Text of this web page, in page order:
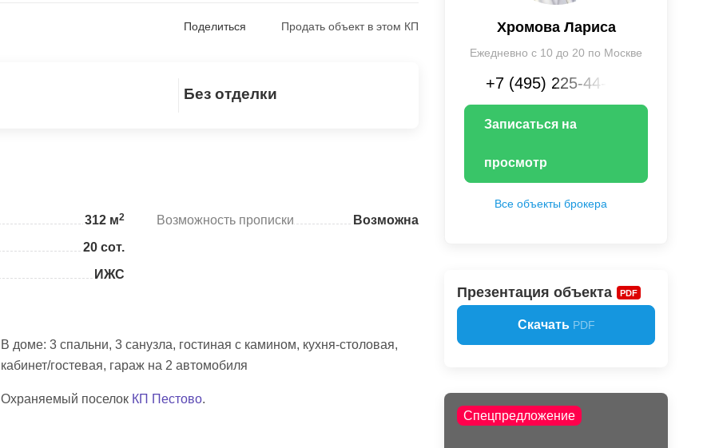
Поделиться
Скопировать ссылку
Продать объект в этом КП
Без отделки
312 м2
20 сот.
ИЖС
Возможность прописки Возможна
В доме: 3 спальни, 3 санузла, гостиная с камином, кухня-столовая,
кабинет/гостевая, гараж на 2 автомобиля
Охраняемый поселок КП Пестово.
Хромова Лариса
Ежедневно с 10 до 20 по Москве
+7 (495) 225-44-XX
Записаться на
просмотр
Все объекты брокера
Презентация объекта PDF
Скачать PDF
Спецпредложение